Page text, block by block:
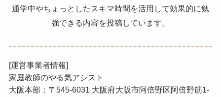
通学中やちょっとしたスキマ時間を活用して効果的に勉
強できる内容を投稿しています。
[運営事業者情報]
家庭教師のやる気アシスト
大阪本部：〒545-6031 大阪府大阪市阿倍野区阿倍野筋1-